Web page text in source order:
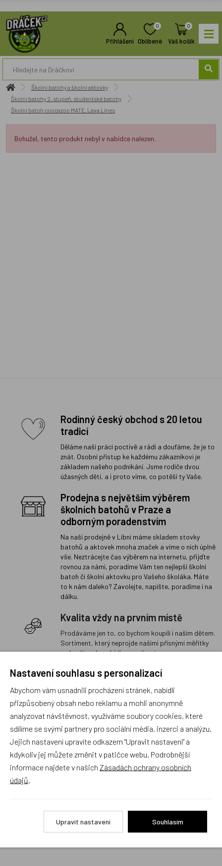
Přihlášení
0
Oblíbené
0
Váš košík
Školní batohy a školní aktovky
Školní batohy 2. stupeň, studentské batohy
Školní batoh coocazoo MATE, Lava Lines
Bohužel, tento produkt nebyl v nabídce nalezen.
Rodinný český obchod s 20 letou
tradicí
Děláme naši práci poctivě a rádi a doufáme, že je to
znát. Osobní přístup ke každému zákazníkovi je
základem našeho podnikání. Jsme rodiče dvou
úžasných dětí, a i proto víme, co potěší ty Vaše.
Prodejna s největším výběrem
školních batohů v Praze a
odborným poradenstvím
Na naší prodejně v Libni máme skladem stovky
batohů a aktovek mnoha značek a víme o nich úplně
vše. Neztrácejte čas výběrem na internetu, přijďte
rovnou za námi, poradíme Vám ten nejlepší školní
batoh či školní aktovku pro Vašeho školáka. Máte
to k nám daleko? Zavolejte, napište, poradíme i na
dálku.
Kvalita vždy na prvním místě
Prodáváme jen to, co bychom koupili i našim dětem.
Sortiment, který neprojde našimi přísnými měřítky
na kvalitu, do nabídky nezařazujeme.
Rychlé vyřízení reklamace i na dálku
Pokud to povaha vady umožňuje (zjevná
neopravitelnost výrobku), reklamaci vyřídíme i na
základě pouhého zaslání fotografií na náš email a
vyměníme zboží kus za kus. Vždy se snažíme šetřit
Váš čas a peníze. Můžeme si to dovolit, protože
naše kvalitní zboží zákazníci téměř nereklamují.
Milujeme české výrobky
Objednávky obsahující jen skladové položky
expedujeme i v den objednávky, ostatní dle dodací
Nastavení souhlasu s personalizací
Abychom vám usnadnili procházení stránek, nabídli
přizpůsobený obsah nebo reklamu a mohli anonymně
analyzovat návštěvnost, využíváme soubory cookies, které
sdílíme se svými partnery pro sociální média, inzerci a analýzu.
Jejich nastavení upravíte odkazem "Upravit nastavení" a
kdykoliv jej můžete změnit v patičce webu. Podrobnější
informace najdete v našich Zásadách ochrany osobních
údajů
Upravit nastavení Souhlasím